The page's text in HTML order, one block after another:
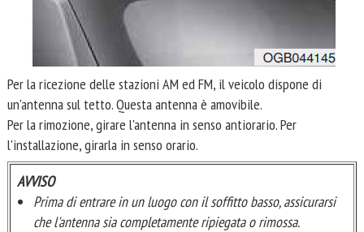
Per la ricezione delle stazioni AM ed FM, il veicolo dispone di
un'antenna sul tetto. Questa antenna è amovibile.
Per la rimozione, girare l'antenna in senso antiorario. Per
l'installazione, girarla in senso orario.
AVVISO
Prima di entrare in un luogo con il soffitto basso, assicurarsi
che l'antenna sia completamente ripiegata o rimossa.